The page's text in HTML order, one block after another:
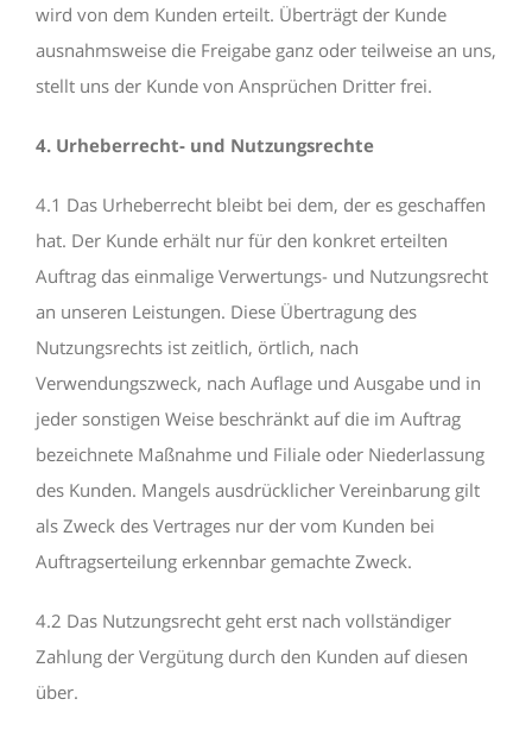
wird von dem Kunden erteilt. Überträgt der Kunde
ausnahmsweise die Freigabe ganz oder teilweise an uns,
stellt uns der Kunde von Ansprüchen Dritter frei.
4. Urheberrecht- und Nutzungsrechte
4.1 Das Urheberrecht bleibt bei dem, der es geschaffen
hat. Der Kunde erhält nur für den konkret erteilten
Auftrag das einmalige Verwertungs- und Nutzungsrecht
an unseren Leistungen. Diese Übertragung des
Nutzungsrechts ist zeitlich, örtlich, nach
Verwendungszweck, nach Auflage und Ausgabe und in
jeder sonstigen Weise beschränkt auf die im Auftrag
bezeichnete Maßnahme und Filiale oder Niederlassung
des Kunden. Mangels ausdrücklicher Vereinbarung gilt
als Zweck des Vertrages nur der vom Kunden bei
Auftragserteilung erkennbar gemachte Zweck.
4.2 Das Nutzungsrecht geht erst nach vollständiger
Zahlung der Vergütung durch den Kunden auf diesen
über.